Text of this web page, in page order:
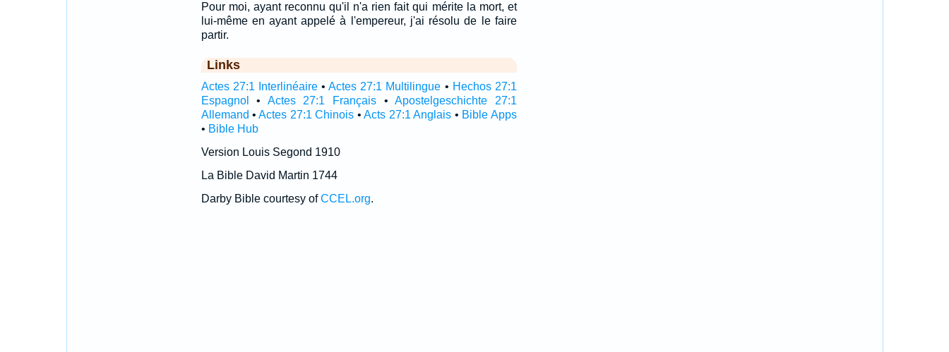
Pour moi, ayant reconnu qu'il n'a rien fait qui mérite la mort, et
lui-même en ayant appelé à l'empereur, j'ai résolu de le faire
partir.
Links
Actes 27:1 Interlinéaire•Actes 27:1 Multilingue • Hechos 27:1
Espagnol
• Actes 27:1 Français •Apostelgeschichte 27:1
Allemand •Actes 27:1 Chinois •Acts 27:1 Anglais • Bible Apps
• Bible Hub
Version Louis Segond 1910
La Bible David Martin 1744
Darby Bible courtesy ofCCEL.org.